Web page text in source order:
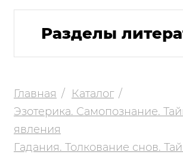
Разделы
Главная
Каталог
Эзотерика. Самопознание.
явления
Гадания. Толкование снов.